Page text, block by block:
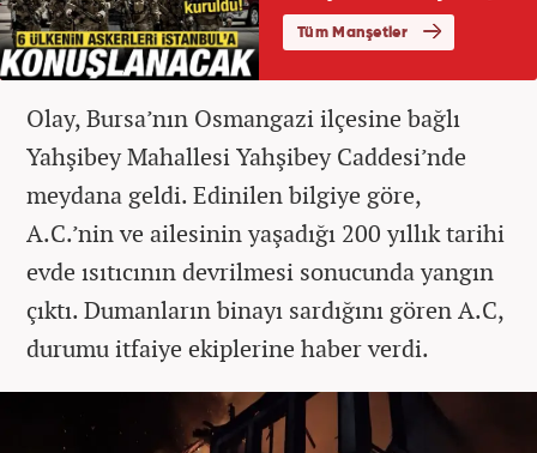
Olay, Bursa’nın Osmangazi ilçesine bağlı
Yahşibey Mahallesi Yahşibey Caddesi’nde
meydana geldi. Edinilen bilgiye göre,
A.C.’nin ve ailesinin yaşadığı 200 yıllık tarihi
evde ısıtıcının devrilmesi sonucunda yangın
çıktı. Dumanların binayı sardığını gören A.C,
durumu itfaiye ekiplerine haber verdi.